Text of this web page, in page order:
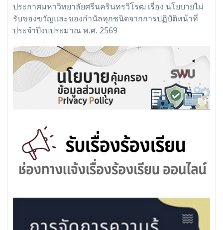
ประกาศมหาวิทยาลัยศรีนครินทรวิโรฒ เรื่อง นโยบายไม่
รับของขวัญและของกำนัลทุกชนิดจากการปฏิบัติหน้าที่
ประจำปีงบประมาณ พ.ศ. 2569